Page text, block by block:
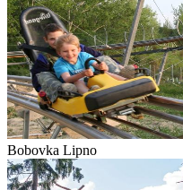
Bobovka Lipno